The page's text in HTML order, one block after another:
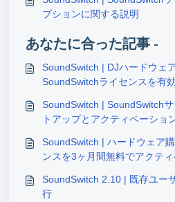
プションに関する説明
あなたに合った記事 -
SoundSwitch | DJハードウェ
SoundSwitchライセンスを有
SoundSwitch | SoundSwitch
トアップとアクティベーショ
SoundSwitch | ハードウェア
ンスを3ヶ月間無料でアクテ
SoundSwitch 2.10 | 既存ユー
行